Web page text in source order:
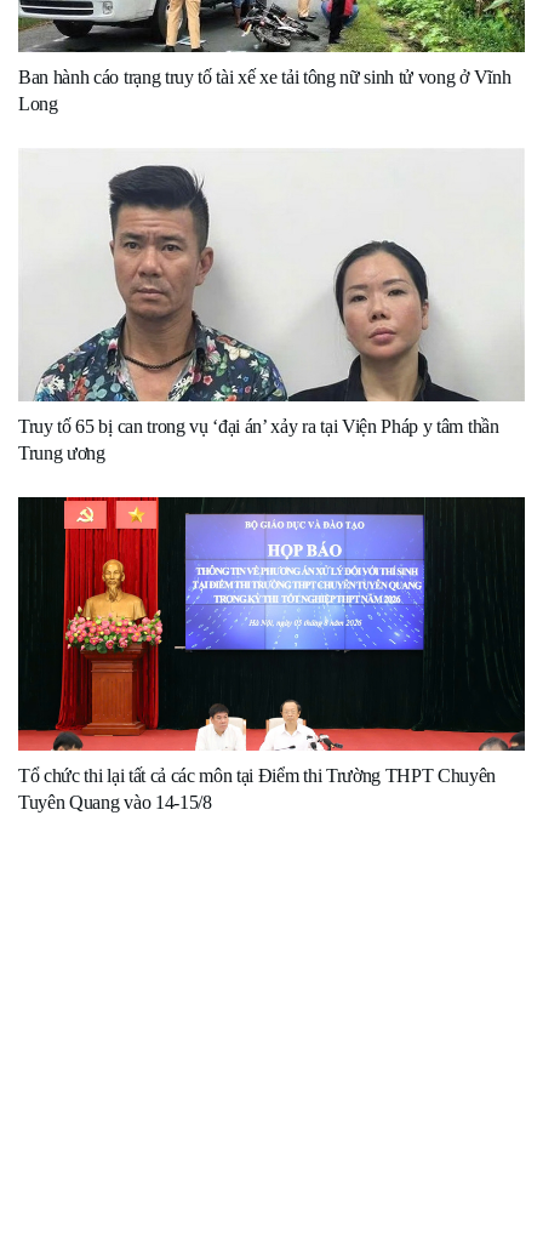
Ban hành cáo trạng truy tố tài xế xe tải tông nữ sinh tử vong ở Vĩnh
Long
Truy tố 65 bị can trong vụ ‘đại án’ xảy ra tại Viện Pháp y tâm thần
Trung ương
Tổ chức thi lại tất cả các môn tại Điểm thi Trường THPT Chuyên
Tuyên Quang vào 14-15/8